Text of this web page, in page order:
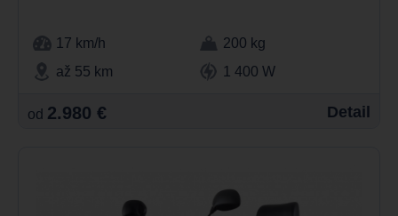
17 km/h
200 kg
až 55 km
1 400 W
od 2.980 € Detail